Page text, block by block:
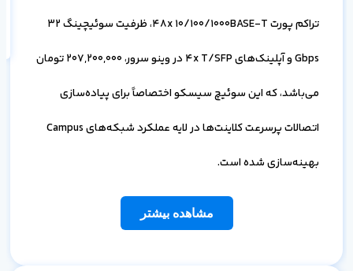
تراکم پورت 48x 10/100/1000BASE-T، ظرفیت سوئیچینگ 32
Gbps و آپلینک‌های 4x T/SFP در وینو سرور،
207,200,000تومان
می‌باشد، که این سوئیچ سیسکو اختصاصاً برای پیاده‌سازی
اتصالات پرسرعت کلاینت‌ها در لایه عملکرد شبکه‌های Campus
بهینه‌سازی شده است.
مشاهده بیشتر